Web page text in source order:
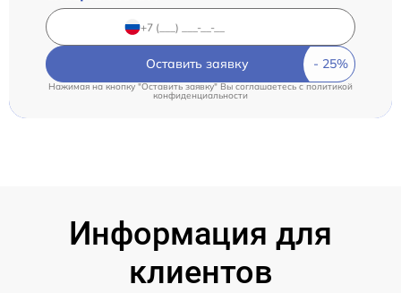
Оставить заявку
Нажимая на кнопку "Оставить заявку" Вы соглашаетесь c политикой
конфиденциальности
Информация для
клиентов